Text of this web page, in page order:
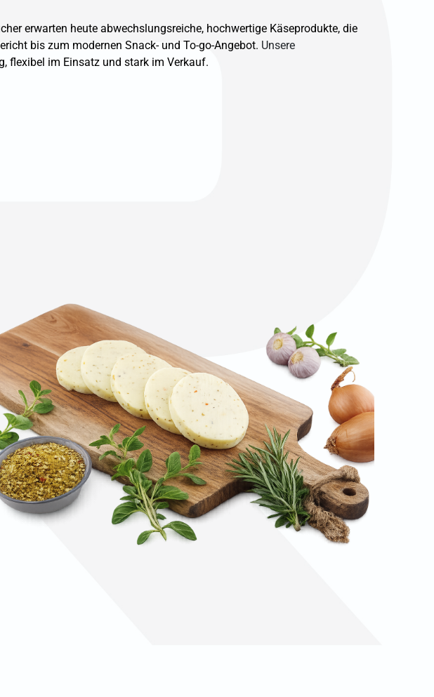
erwarten heute abwechslungsreiche, hochwertige Käseprodukte, die
bis zum modernen Snack- und To-go-Angebot. Unsere
flexibel im Einsatz und stark im Verkauf.